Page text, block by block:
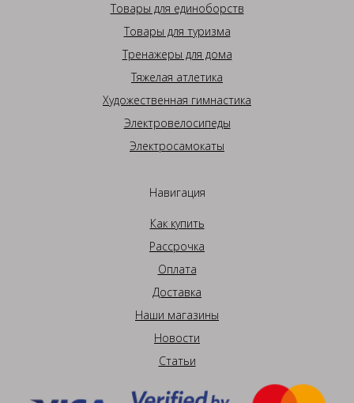
Товары для единоборств
Товары для туризма
Тренажеры для дома
Тяжелая атлетика
Художественная гимнастика
Электровелосипеды
Электросамокаты
Навигация
Как купить
Рассрочка
Оплата
Доставка
Наши магазины
Новости
Статьи